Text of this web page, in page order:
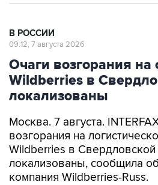
В РОССИИ
09:12, 7 августа 2026
Очаги возгорания на
Wildberries в
локализованы
Москва. 7 августа.
возгорания на
Wildberries в Свердловской
локализованы, сообщила
компания Wildberries-Russ.